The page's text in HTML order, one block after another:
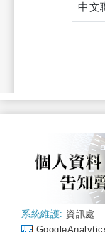
中文
系統維護: 資訊處